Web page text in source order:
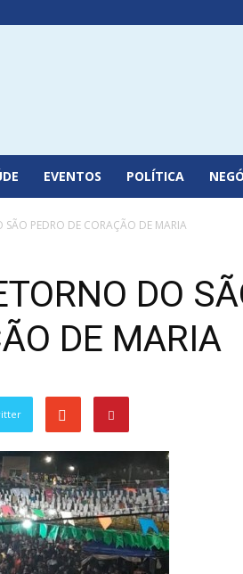
EVENTOS POLÍTICA
PEDRO DE CORAÇÃO DE MARIA
DO
DE MARIA